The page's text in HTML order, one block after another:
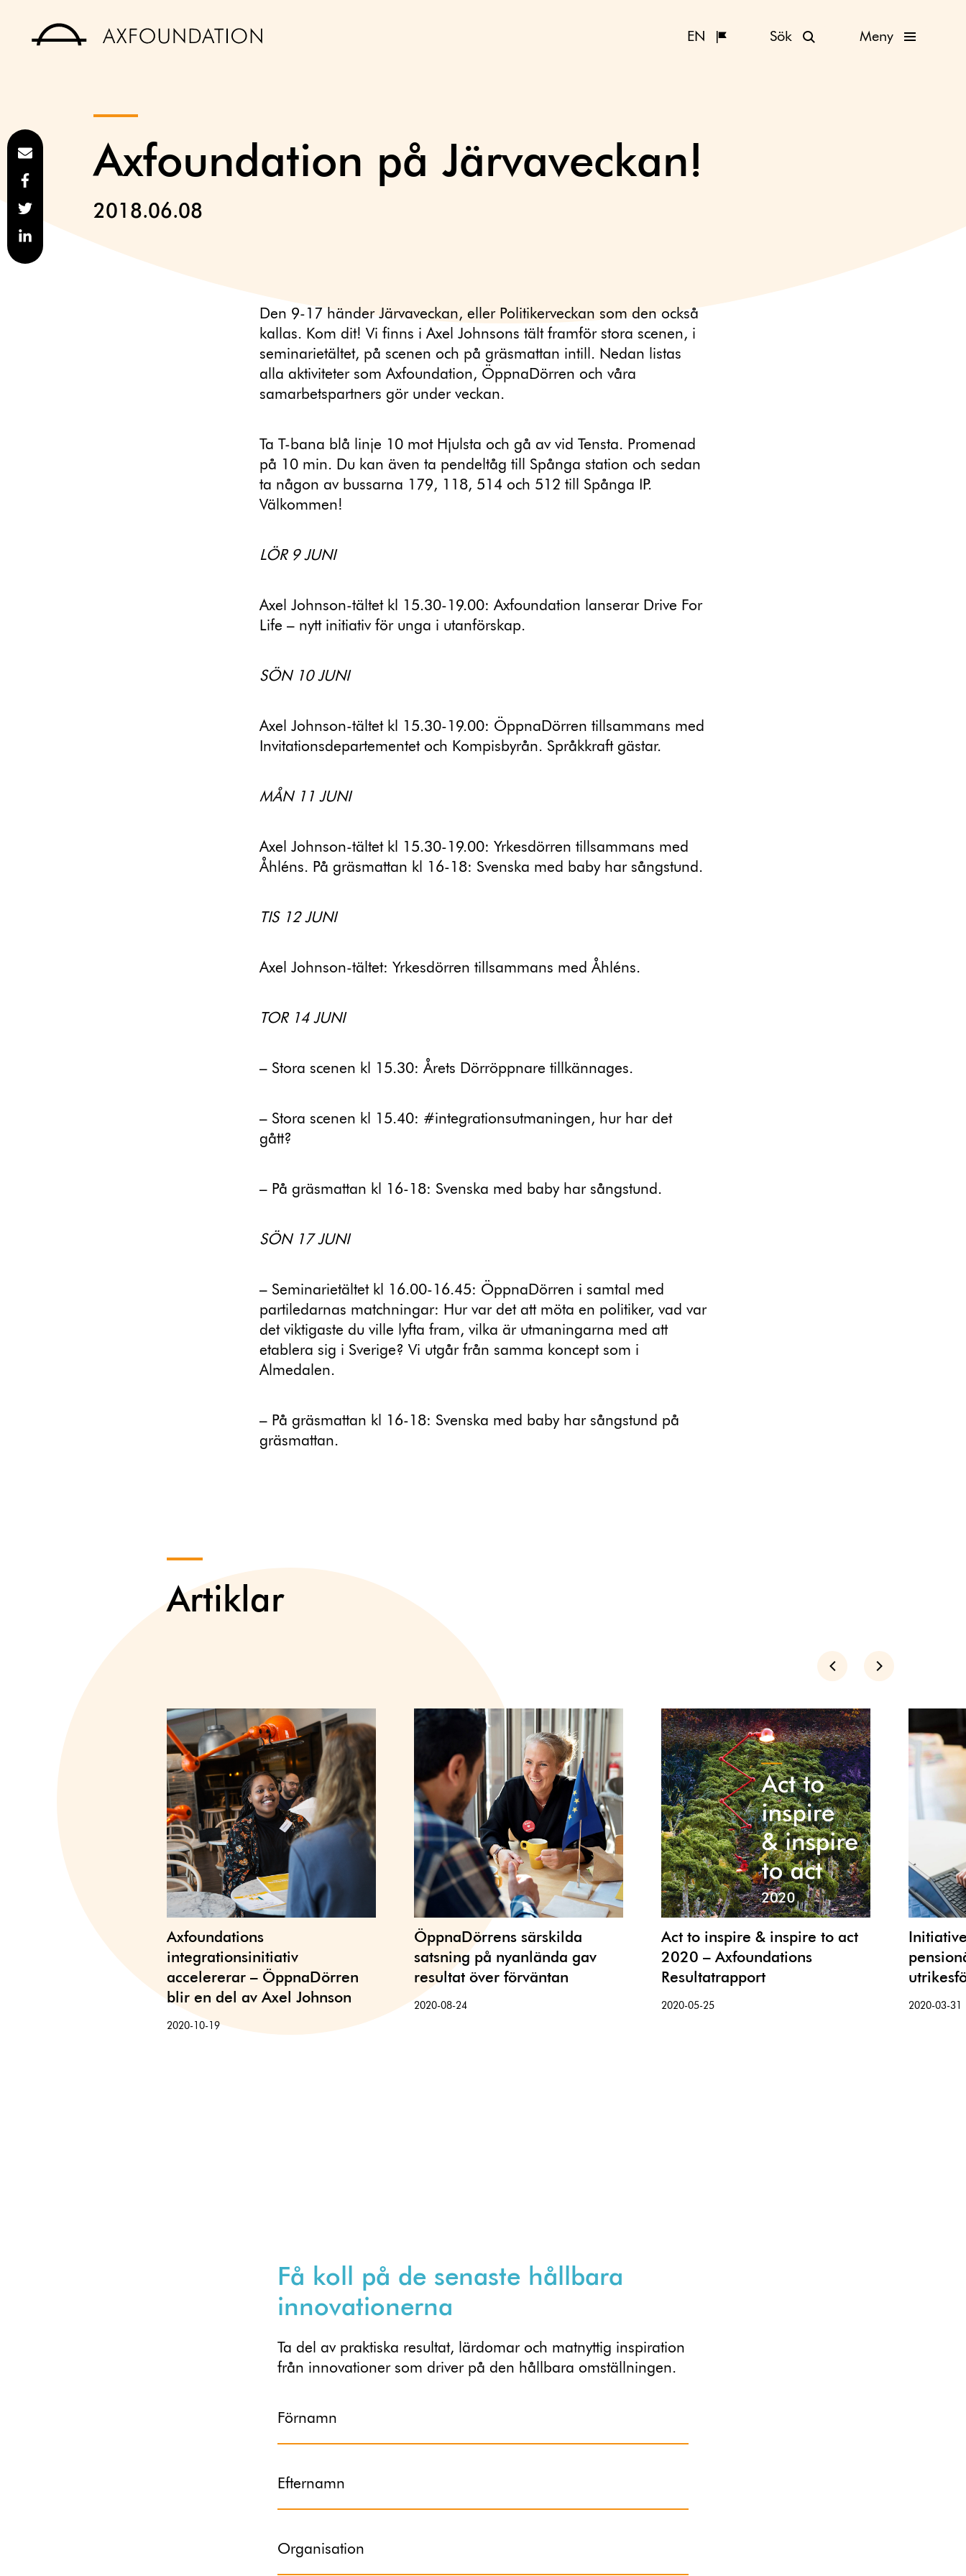
EN Sök Meny
Axfoundation på Järvaveckan!
2018.06.08
Den 9-17 händer Järvaveckan, eller Politikerveckan som den också
kallas. Kom dit! Vi finns i Axel Johnsons tält framför stora scenen, i
seminarietältet, på scenen och på gräsmattan intill. Nedan listas
alla aktiviteter som Axfoundation, ÖppnaDörren och våra
samarbetspartners gör under veckan.
Ta T-bana blå linje 10 mot Hjulsta och gå av vid Tensta. Promenad
på 10 min. Du kan även ta pendeltåg till Spånga station och sedan
ta någon av bussarna 179, 118, 514 och 512 till Spånga IP.
Välkommen!
LÖR 9 JUNI
Axel Johnson-tältet kl 15.30-19.00: Axfoundation lanserar Drive For
Life – nytt initiativ för unga i utanförskap.
SÖN 10 JUNI
Axel Johnson-tältet kl 15.30-19.00: ÖppnaDörren tillsammans med
Invitationsdepartementet och Kompisbyrån. Språkkraft gästar.
MÅN 11 JUNI
Axel Johnson-tältet kl 15.30-19.00: Yrkesdörren tillsammans med
Åhléns. På gräsmattan kl 16-18: Svenska med baby har sångstund.
TIS 12 JUNI
Axel Johnson-tältet: Yrkesdörren tillsammans med Åhléns.
TOR 14 JUNI
– Stora scenen kl 15.30: Årets Dörröppnare tillkännages.
– Stora scenen kl 15.40: #integrationsutmaningen, hur har det
gått?
– På gräsmattan kl 16-18: Svenska med baby har sångstund.
SÖN 17 JUNI
– Seminarietältet kl 16.00-16.45: ÖppnaDörren i samtal med
partiledarnas matchningar: Hur var det att möta en politiker, vad var
det viktigaste du ville lyfta fram, vilka är utmaningarna med att
etablera sig i Sverige? Vi utgår från samma koncept som i
Almedalen.
– På gräsmattan kl 16-18: Svenska med baby har sångstund på
gräsmattan.
Artiklar
Axfoundations
integrationsinitiativ
accelererar – ÖppnaDörren
blir en del av Axel Johnson
2020-10-19
ÖppnaDörrens särskilda
satsning på nyanlända gav
resultat över förväntan
2020-08-24
Act to inspire & inspire to act
2020 – Axfoundations
Resultatrapport
2020-05-25 2020-03-31
Få koll på de senaste hållbara
innovationerna
Ta del av praktiska resultat, lärdomar och matnyttig inspiration
från innovationer som driver på den hållbara omställningen.
Förnamn
Efternamn
Organisation